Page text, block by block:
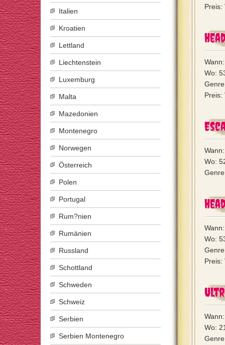
Preis:
Wo:
Preis:
Wo:
Wo:
Preis:
Wo:
Italien
Kroatien
Lettland
Liechtenstein
Luxemburg
Malta
Mazedonien
Montenegro
Norwegen
Österreich
Polen
Portugal
Rum?nien
Rumänien
Russland
Schottland
Schweden
Schweiz
Serbien
Serbien Montenegro